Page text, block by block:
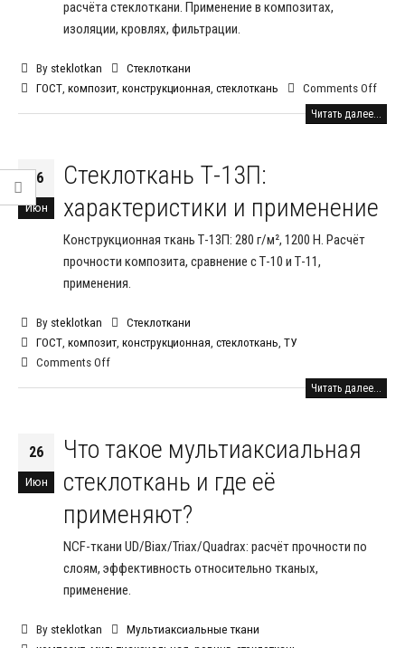
расчёта стеклоткани. Применение в композитах,
изоляции, кровлях, фильтрации.
By steklotkan
Стеклоткани
ГОСТ, композит, конструкционная стеклоткань Comments Off
Читать далее...
26
Июн
Стеклоткань Т-13П:
характеристики и применение
Конструкционная ткань Т-13П: 280 г/м², 1200 Н. Расчёт
прочности композита, сравнение с Т-10 и Т-11,
применения.
By steklotkan
Стеклоткани
ГОСТ, композит, конструкционная стеклоткань ТУ
Comments Off
Читать далее...
26
Июн
Что такое мультиаксиальная
стеклоткань и где её
применяют?
NCF-ткани UD/Biax/Triax/Quadrax: расчёт прочности по
слоям, эффективность относительно тканых,
применение.
By steklotkan
Мультиаксиальные ткани